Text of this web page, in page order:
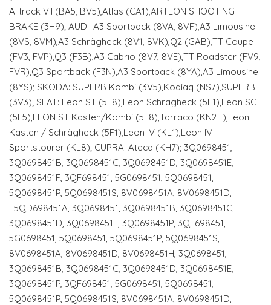
Alltrack VII (BA5, BV5),Atlas (CA1),ARTEON SHOOTING
BRAKE (3H9); AUDI: A3 Sportback (8VA, 8VF),A3 Limousine
(8VS, 8VM),A3 Schrägheck (8V1, 8VK),Q2 (GAB),TT Coupe
(FV3, FVP),Q3 (F3B),A3 Cabrio (8V7, 8VE),TT Roadster (FV9,
FVR),Q3 Sportback (F3N),A3 Sportback (8YA),A3 Limousine
(8YS); SKODA: SUPERB Kombi (3V5),Kodiaq (NS7),SUPERB
(3V3); SEAT: Leon ST (5F8),Leon Schrägheck (5F1),Leon SC
(5F5),LEON ST Kasten/Kombi (5F8),Tarraco (KN2_),Leon
Kasten / Schrägheck (5F1),Leon IV (KL1),Leon IV
Sportstourer (KL8); CUPRA: Ateca (KH7); 3Q0698451,
3Q0698451B, 3Q0698451C, 3Q0698451D, 3Q0698451E,
3Q0698451F, 3QF698451, 5G0698451, 5Q0698451,
5Q0698451P, 5Q0698451S, 8V0698451A, 8V0698451D,
L5QD698451A, 3Q0698451, 3Q0698451B, 3Q0698451C,
3Q0698451D, 3Q0698451E, 3Q0698451P, 3QF698451,
5G0698451, 5Q0698451, 5Q0698451P, 5Q0698451S,
8V0698451A, 8V0698451D, 8V0698451H, 3Q0698451,
3Q0698451B, 3Q0698451C, 3Q0698451D, 3Q0698451E,
3Q0698451P, 3QF698451, 5G0698451, 5Q0698451,
5Q0698451P, 5Q0698451S, 8V0698451A, 8V0698451D,